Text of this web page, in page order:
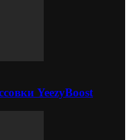
YeezyBoost